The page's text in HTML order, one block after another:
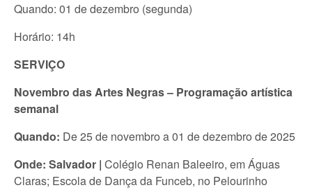
Quando: 01 de dezembro (segunda)
Horário: 14h
SERVIÇO
Novembro das Artes Negras – Programação artística
semanal
Quando: De 25 de novembro a 01 de dezembro de 2025
Onde: Salvador | Colégio Renan Baleeiro, em Águas
Claras; Escola de Dança da Funceb, no Pelourinho